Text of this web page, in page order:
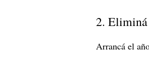
2. Eliminá
Arrancá el